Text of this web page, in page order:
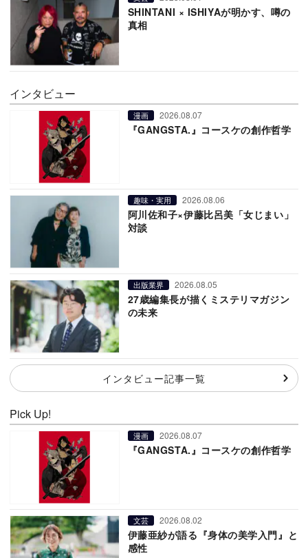
SHINTANI × ISHIYAが明かす、噂の
真相
インタビュー
漫画 2026.08.07
『GANGSTA.』コースケの創作哲学
趣味・実用 2026.08.06
阿川佐和子×伊藤比呂美「女じまい」
対談
出版業界 2026.08.05
27歳編集長が描くミステリマガジン
の未来
インタビュー記事一覧
Pick Up!
漫画 2026.08.07
『GANGSTA.』コースケの創作哲学
文芸 2026.08.02
伊藤亜紗が語る『身体の美学入門』と
感性